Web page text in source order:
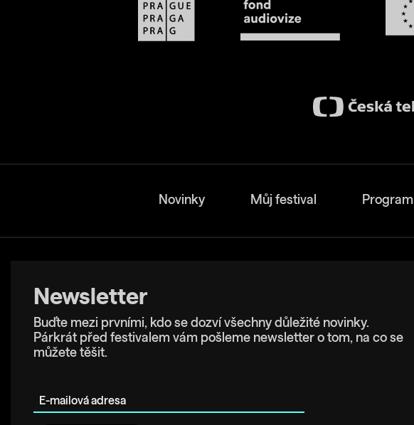
Novinky Můj festival Program
Newsletter
Buďte mezi prvními, kdo se dozví všechny důležité novinky.
Párkrát před festivalem vám pošleme newsletter o tom, na co se
můžete těšit.